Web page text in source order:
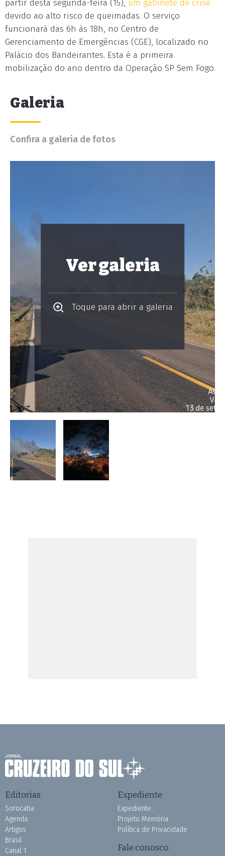
partir desta segunda-feira (15), um gabinete de crise
devido ao alto risco de queimadas. O serviço
funcionará das 6h às 18h, no Centro de
Gerenciamento de Emergências (CGE), localizado no
Palácio dos Bandeirantes. Esta é a primeira
mobilização do ano dentro da Operação SP Sem Fogo.
Galeria
Confira a galeria de fotos
Ver galeria
Toque para abrir a galeria
Editorias
Sorocaba
Agenda
Artigos
Brasil
Canal 1
Expediente
Expediente
Projeto Memória
Política de Privacidade
Fale conosco